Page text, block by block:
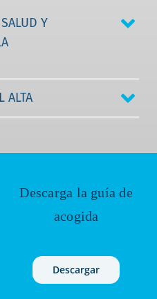
Y
ALTA
Descarga la guía de
acogida
Descargar